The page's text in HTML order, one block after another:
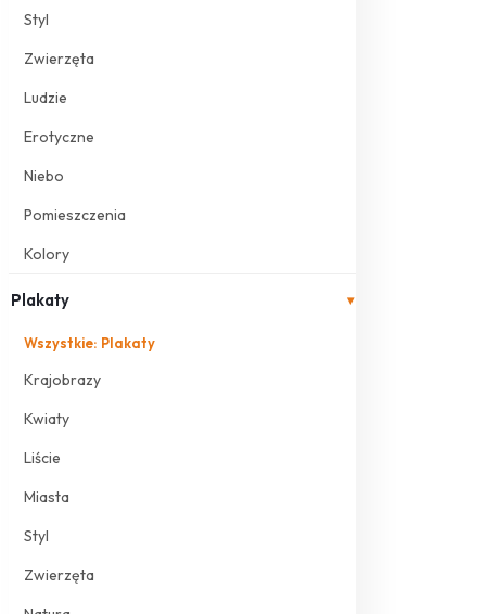
Styl
Zwierzęta
Ludzie
Erotyczne
Niebo
Pomieszczenia
Kolory
Plakaty ▾
Wszystkie: Plakaty
Krajobrazy
Kwiaty
Liście
Miasta
Styl
Zwierzęta